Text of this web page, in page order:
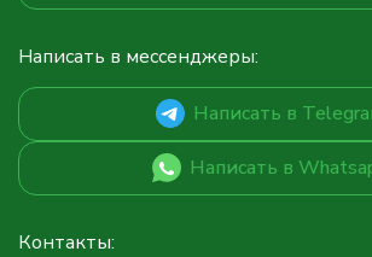
Написать в мессенджеры:
Написать в
Написать в
Контакты: